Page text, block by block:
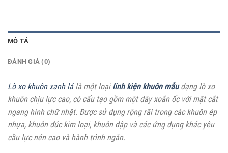
MÔ TẢ
ĐÁNH GIÁ (0)
Lò xo khuôn xanh lálà một loại linh kiện khuôn mẫudạng lò xo
khuôn chịu lực cao, có cấu tạo gồm một dây xoắn ốc với mặt cắt
ngang hình chữ nhật. Được sử dụng rộng rãi trong các khuôn ép
nhựa, khuôn đúc kim loại, khuôn dập và các ứng dụng khác yêu
cầu lực nén cao và hành trình ngắn.